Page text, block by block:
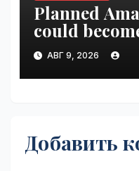
Planned
could
climate
VseTime.ru
АВГ 9, 2026
Добавить